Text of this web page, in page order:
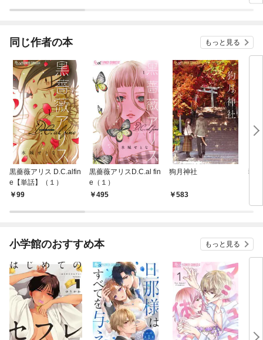
同じ作者の本 もっと見る
黒薔薇アリス D.C.alfin
e【単話】（１）
99
黒薔薇アリスD.C.al fin
e（１）
495
狗月神社
583
狗
小学館のおすすめ本 もっと見る